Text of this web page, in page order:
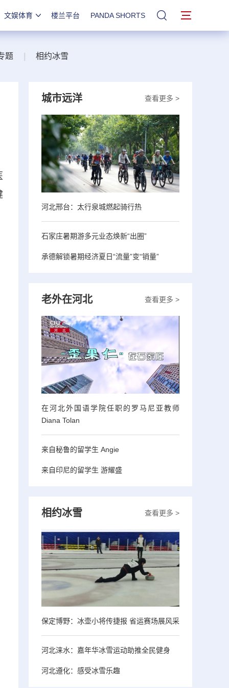
文娱体育 楼兰平台 PANDA SHORTS 站内搜索
题 相约冰雪
查看更多 >
城市远洋
河北邢台：太行泉城燃起骑行热
石家庄暑期游多元业态焕新“出圈”
承德解锁暑期经济夏日“流量”变“销量”
查看更多 >
老外在河北
在河北外国语学院任职的罗马尼亚教师
Diana Tolan
来自秘鲁的留学生 Angie
来自印尼的留学生 游耀盛
查看更多 >
相约冰雪
保定博野：冰壶小将传捷报 省运赛场展风采
河北涞水：嘉年华冰雪运动助推全民健身
河北遵化：感受冰雪乐趣